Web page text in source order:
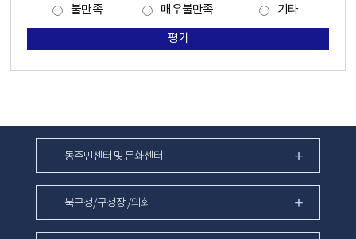
불만족
매우불만족 기타
평가
동주민센터 및 문화센터
북구청/구청장 /의회